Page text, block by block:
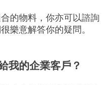
的物料，你亦可以諮詢
樂意解答你的疑問。
我的企業客戶？